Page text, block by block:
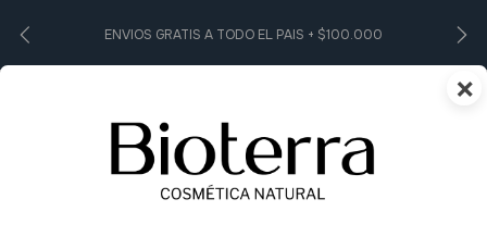
ENVIOS GRATIS A TODO EL PAIS + $100.000
0
×